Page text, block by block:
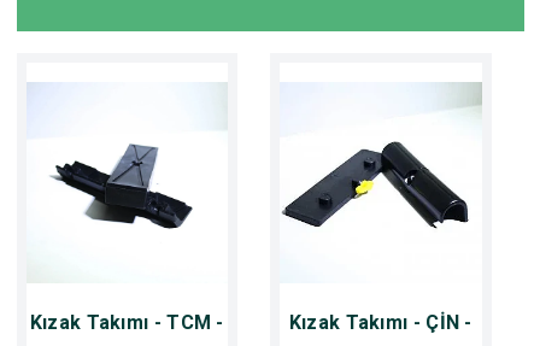
Kızak Takımı - TCM -
Kızak Takımı - ÇİN -